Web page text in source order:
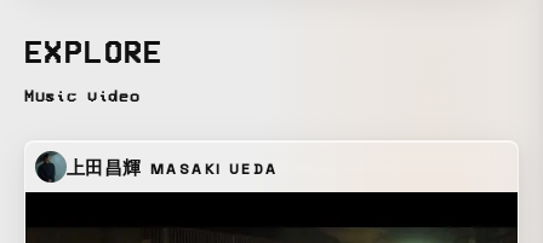
EXPLORE
Music video
上田昌輝 MASAKI UEDA